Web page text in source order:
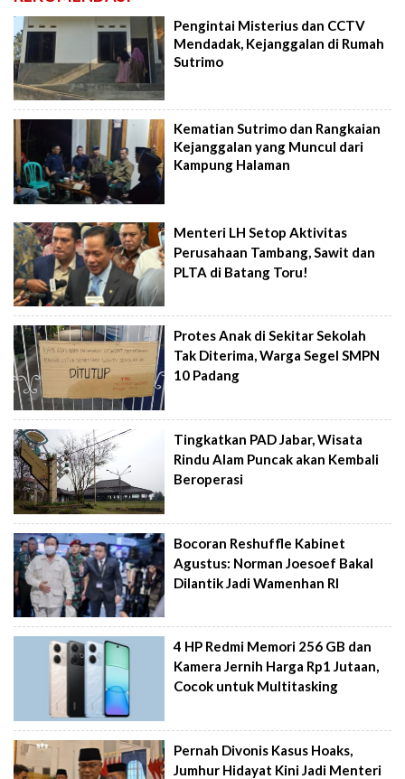
Pengintai Misterius dan CCTV
Mendadak, Kejanggalan di Rumah
Sutrimo
Kematian Sutrimo dan Rangkaian
Kejanggalan yang Muncul dari
Kampung Halaman
Menteri LH Setop Aktivitas
Perusahaan Tambang, Sawit dan
PLTA di Batang Toru!
Protes Anak di Sekitar Sekolah
Tak Diterima, Warga Segel SMPN
10 Padang
Tingkatkan PAD Jabar, Wisata
Rindu Alam Puncak akan Kembali
Beroperasi
Bocoran Reshuffle Kabinet
Agustus: Norman Joesoef Bakal
Dilantik Jadi Wamenhan RI
4 HP Redmi Memori 256 GB dan
Kamera Jernih Harga Rp1 Jutaan,
Cocok untuk Multitasking
Pernah Divonis Kasus Hoaks,
Jumhur Hidayat Kini Jadi Menteri